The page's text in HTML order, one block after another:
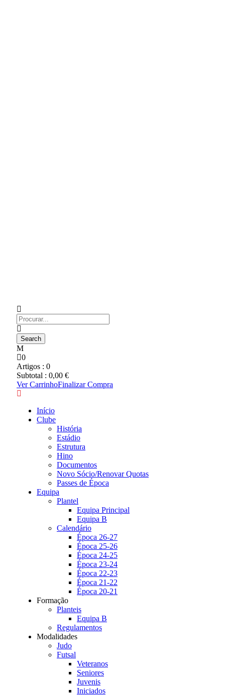
0
Artigos : 0
Subtotal : 0,00 €
Ver CarrinhoFinalizar Compra
Início
Clube
História
Estádio
Estrutura
Hino
Documentos
Novo Sócio/Renovar Quotas
Passes de Época
Equipa
Plantel
Equipa Principal
Equipa B
Calendário
Época 26-27
Época 25-26
Época 24-25
Época 23-24
Época 22-23
Época 21-22
Época 20-21
Formação
Planteis
Equipa B
Regulamentos
Modalidades
Judo
Futsal
Veteranos
Seniores
Juvenis
Iniciados